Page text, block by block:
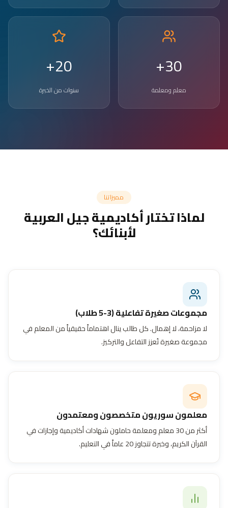
30+
معلم ومعلمة
20+
سنوات من الخبرة
مميزاتنا
لماذا تختار أكاديمية جيل العربية
لأبنائك؟
مجموعات صغيرة تفاعلية (3-5 طلاب)
لا مزاحمة، لا إهمال. كل طالب ينال اهتماماً حقيقياً من المعلم في
مجموعة صغيرة تُعزز التفاعل والتركيز.
معلمون سوريون متخصصون ومعتمدون
أكثر من 30 معلم ومعلمة حاملون شهادات أكاديمية وإجازات في
القرآن الكريم، وخبرة تتجاوز 20 عاماً في التعليم.